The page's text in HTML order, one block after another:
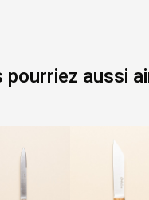
pourriez aussi